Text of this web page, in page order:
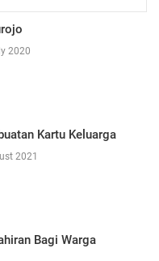
2020
Kartu Keluarga
2021
Bagi Warga